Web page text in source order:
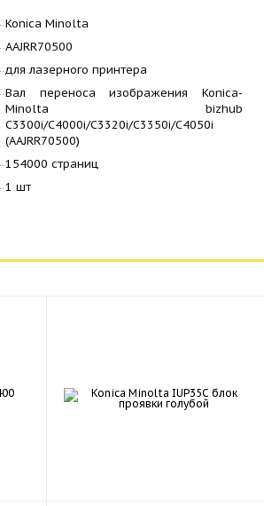
Konica Minolta
AAJRR70500
для лазерного принтера
Вал переноса изображения Konica-
Minolta bizhub
C3300i/C4000i/C3320i/C3350i/C4050i
(AAJRR70500)
154000 страниц
1 шт